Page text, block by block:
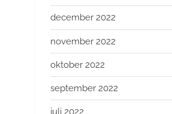
december 2022
november 2022
oktober 2022
september 2022
juli 2022